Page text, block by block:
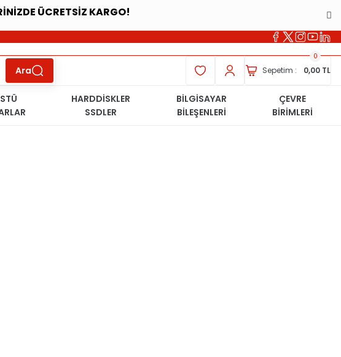
ÜCRETSİZ KARGO!
Ara Sepetim : 0,00 TL
0
HARDDİSKLER
SSDLER
BİLGİSAYAR
BİLEŞENLERİ
ÇEVRE
BİRİMLERİ